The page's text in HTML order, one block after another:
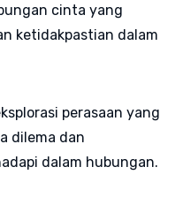
cinta yang
ketidakpastian dalam
perasaan yang
dilema dan
dalam hubungan.